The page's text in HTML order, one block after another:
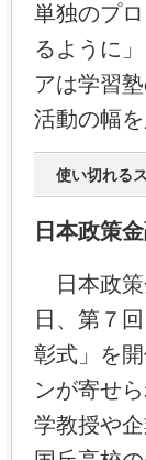
単独のプ
るように
アは学習
活動の幅を
使い切れる
日本政策
日本政策
日、第７
彰式」を
ンが寄せ
学教授や